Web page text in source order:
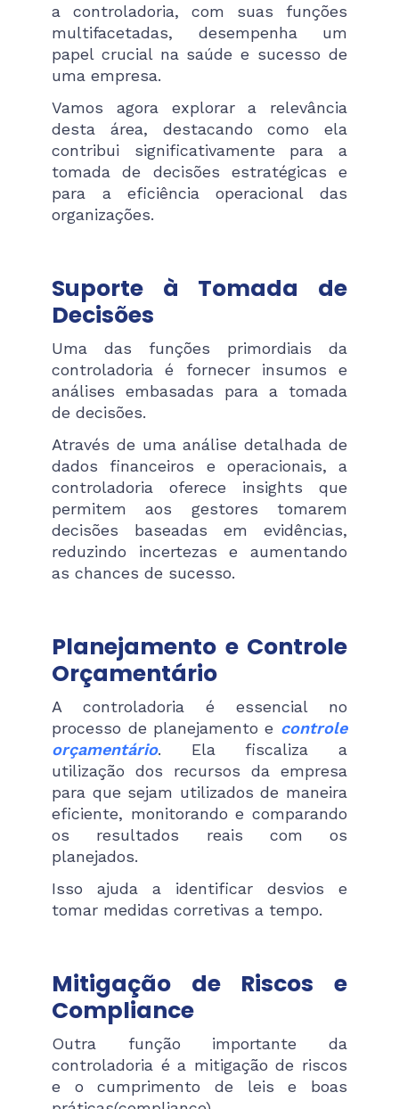
a controladoria, com suas funções
multifacetadas, desempenha um
papel crucial na saúde e sucesso de
uma empresa.
Vamos agora explorar a relevância
desta área, destacando como ela
contribui significativamente para a
tomada de decisões estratégicas e
para a eficiência operacional das
organizações.
Suporte à Tomada de
Decisões
Uma das funções primordiais da
controladoria é fornecer insumos e
análises embasadas para a tomada
de decisões.
Através de uma análise detalhada de
dados financeiros e operacionais, a
controladoria oferece insights que
permitem aos gestores tomarem
decisões baseadas em evidências,
reduzindo incertezas e aumentando
as chances de sucesso.
Planejamento e Controle
Orçamentário
A controladoria é essencial no
processo de planejamento e controle
orçamentário. Ela fiscaliza a
utilização dos recursos da empresa
para que sejam utilizados de maneira
eficiente, monitorando e comparando
os resultados reais com os
planejados.
Isso ajuda a identificar desvios e
tomar medidas corretivas a tempo.
Mitigação de Riscos e
Compliance
Outra função importante da
controladoria é a mitigação de riscos
e o cumprimento de leis e boas